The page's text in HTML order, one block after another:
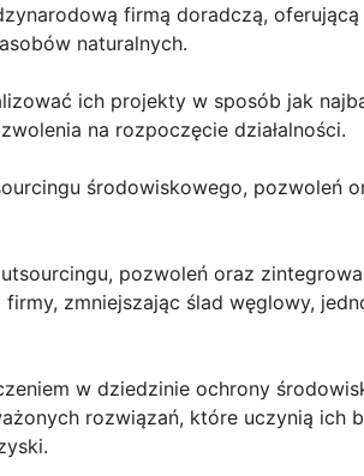
firmą doradczą,
naturalnych.
ich projekty w sposób jak
na rozpoczęcie działalności.
środowiskowego, pozwoleń
pozwoleń oraz
zmniejszając ślad węglowy,
w dziedzinie ochrony
rozwiązań, które uczynią ich